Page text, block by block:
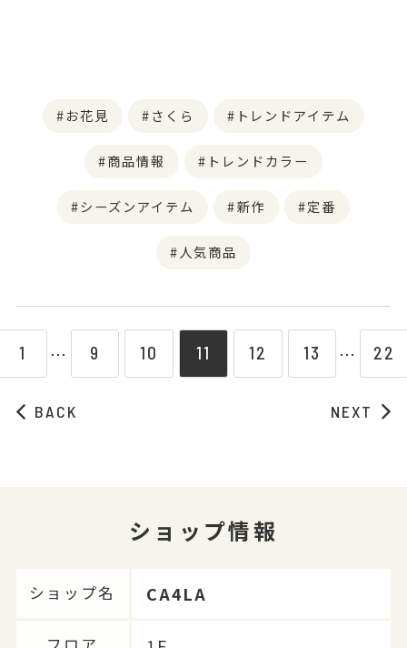
お花見 さくら トレンドアイテム
商品情報 トレンドカラー
シーズンアイテム 新作 定番
人気商品
BACK
1 ⋯ 9 10 11 12 13 ⋯ 22
NEXT
ショップ情報
ショップ名 CA4LA